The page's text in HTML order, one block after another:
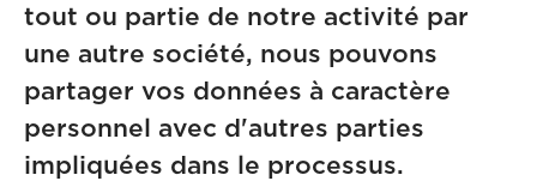
tout ou partie de notre activité par
une autre société, nous pouvons
partager vos données à caractère
personnel avec d'autres parties
impliquées dans le processus.